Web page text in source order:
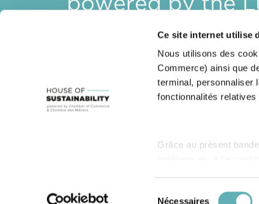
Ce site internet utilise
Nous utilisons des
Commerce) ainsi que
terminal, personnaliser
fonctionnalités
Grâce au présent
Nécessaires
House of Sustainability
Email :sustainability@cc.lu
Politique de protection des données personnelles